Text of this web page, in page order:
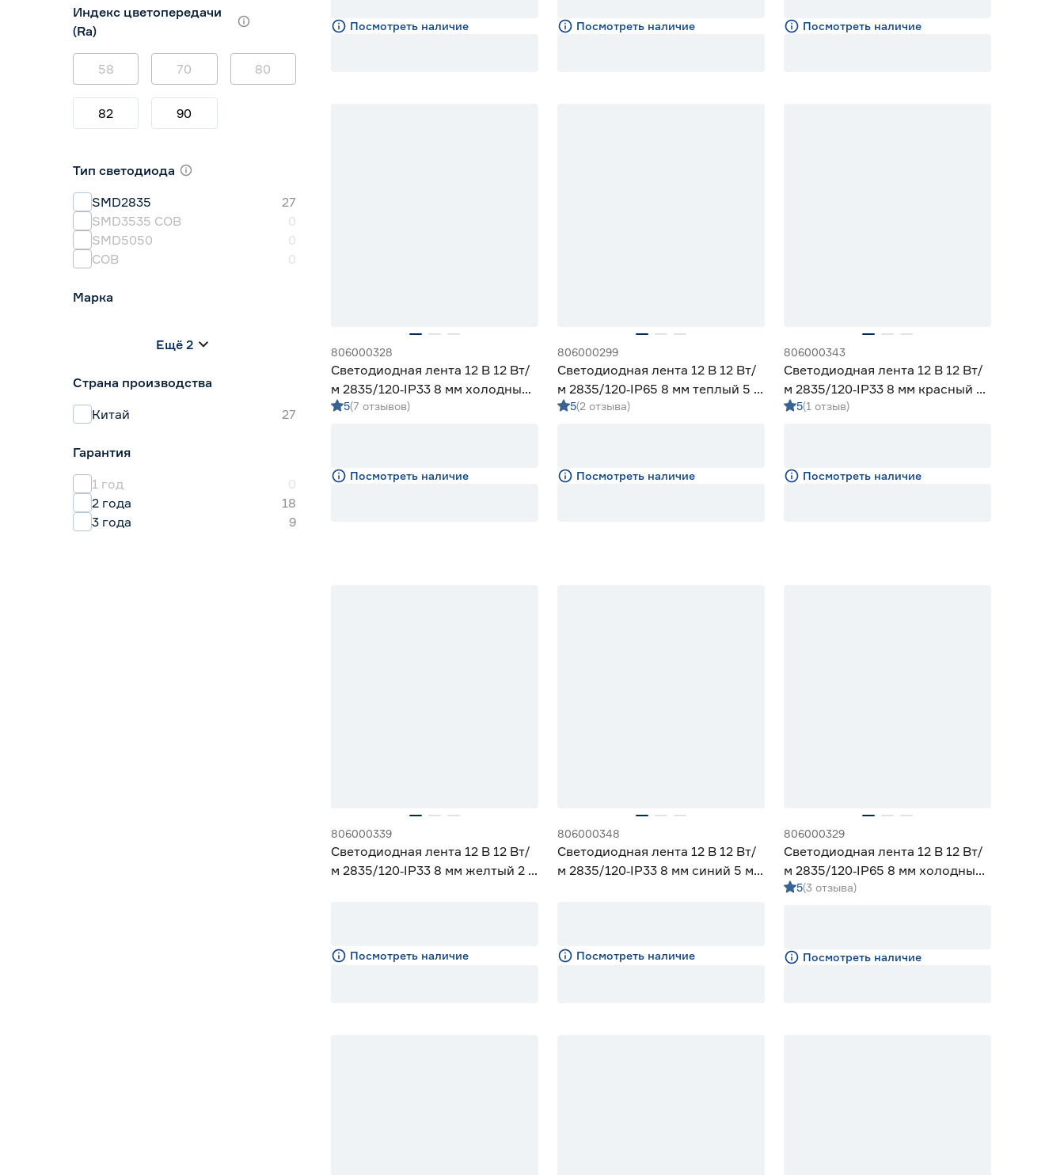
5 7
Индекс цветопередачи
(Ra)
58 70 80
82 90
Тип светодиода
SMD2835
27
SMD3535 СОВ
0
SMD5050
0
СОВ
0
Марка
Navigator
Ещё 2
Страна производства
Китай
27
Гарантия
1 год
0
2 года
18
3 года
9
Посмотреть наличие Посмотреть наличие Посмотреть наличие
806000328
Светодиодная лента 12 В 12 Вт/
м 2835/120‑IP33 8 мм холодный
5 м Geniled
5(7 отзывов)
Посмотреть наличие
806000299
Светодиодная лента 12 В 12 Вт/
м 2835/120‑IP65 8 мм теплый 5 м
Geniled
5(2 отзыва)
Посмотреть наличие
806000343
Светодиодная лента 12 В 12 Вт/
м 2835/120‑IP33 8 мм красный 2
м Geniled
5(1 отзыв)
Посмотреть наличие
806000339
Светодиодная лента 12 В 12 Вт/
м 2835/120‑IP33 8 мм желтый 2 м
Посмотреть наличие
806000348
Светодиодная лента 12 В 12 Вт/
м 2835/120‑IP33 8 мм синий 5 м
Посмотреть наличие
806000329
Светодиодная лента 12 В 12 Вт/
м 2835/120‑IP65 8 мм холодный
5 м Geniled
5(3 отзыва)
Посмотреть наличие